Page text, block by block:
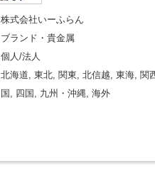
株式会社いーふらん
ブランド・貴金属
個人/法人
北海道, 東北, 関東, 北信越, 東海, 関
国, 四国, 九州・沖縄, 海外